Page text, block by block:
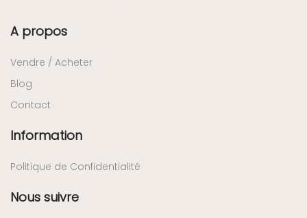
A propos
Vendre / Acheter
Blog
Contact
Information
Politique de Confidentialité
Nous suivre